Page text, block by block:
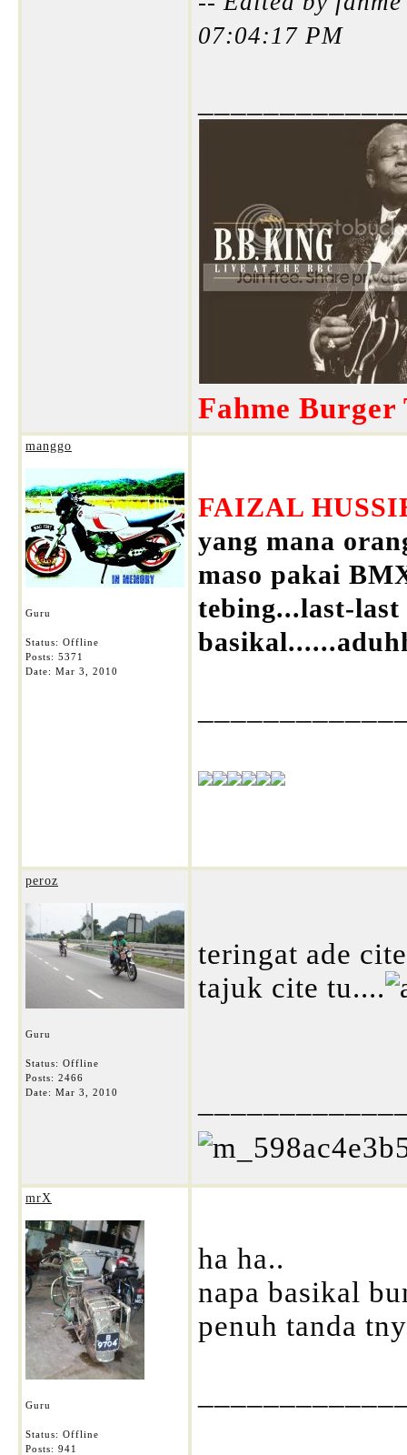
07:04:17 PM
Fahme
manggo
Guru
Status: Offline
Posts: 5371
Date: Mar 3, 2010
FAIZAL
yang mana
maso pakai
tebing...last-last
peroz
Guru
Status: Offline
Posts: 2466
Date: Mar 3, 2010
teringat ade
tajuk cite tu....
mrX
Guru
Status: Offline
Posts: 941
ha ha..
napa basikal
penuh tanda